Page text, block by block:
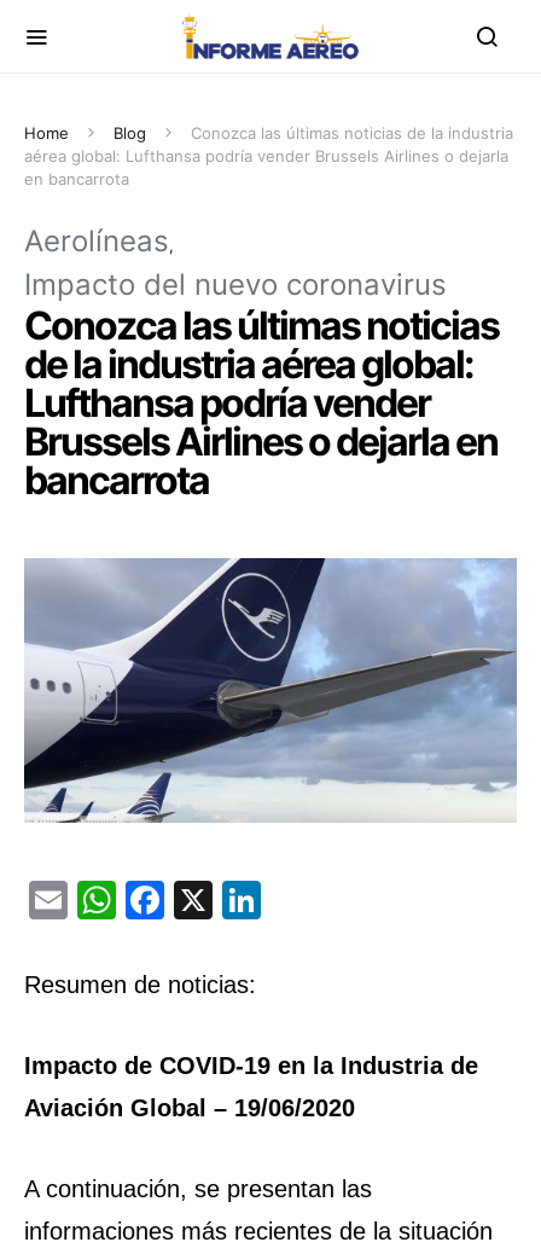
Home Blog
Conozca las últimas noticias de la industria
aérea global: Lufthansa podría vender Brussels Airlines o dejarla
en bancarrota
Aerolíneas
Impacto del nuevo coronavirus
Conozca las últimas noticias
de la industria aérea global:
Lufthansa podría vender
Brussels Airlines o dejarla en
bancarrota
EmailWhatsApp
Facebook
X
Resumen de noticias:
Impacto de COVID-19 en la Industria de
Aviación Global – 19/06/2020
A continuación, se presentan las
informaciones más recientes de la situación